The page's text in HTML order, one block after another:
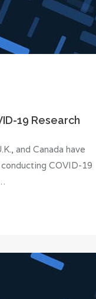
19 Research
and Canada have
COVID-19